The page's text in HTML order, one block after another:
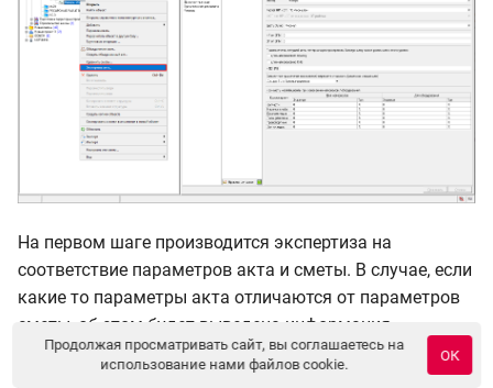
На первом шаге производится экспертиза на
соответствие параметров акта и сметы. В случае, если
какие то параметры акта отличаются от параметров
сметы, об этом будет выведена информация
Продолжая просматривать сайт, вы соглашаетесь на
использование нами файлов cookie.
ОК